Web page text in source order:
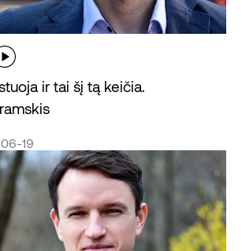
ir tai šį tą keičia.
19